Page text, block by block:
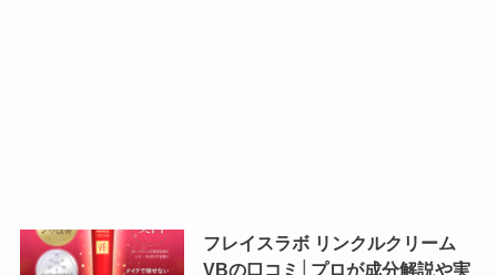
フレイスラボ リンクルクリーム
VBの口コミ│プロが成分解説や実